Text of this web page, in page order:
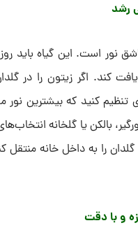
رشد
کند. اگر زیتون را در
تنظیم کنید که بیشترین نور
بالکن یا گلخانه
را به داخل خانه منتقل
و با دقت